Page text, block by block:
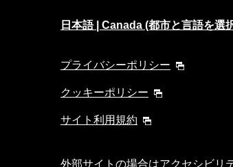
日本語 | Canada (都市と言語を選
プライバシーポリシー
クッキーポリシー
サイト利用規約
外部サイトの場合はアクセシビリ